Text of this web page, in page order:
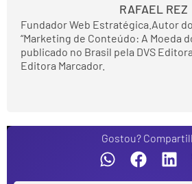
RAFAEL REZ
Fundador Web Estratégica.Autor
“Marketing de Conteúdo: A Moeda
publicado no Brasil pela DVS
Editora Marcador.
Gostou?